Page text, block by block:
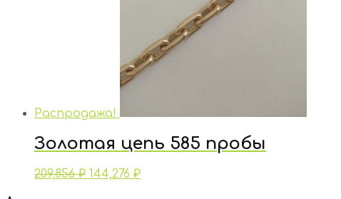
Распродажа!
Золотая цепь 585 пробы
209,856₽ 144,276 ₽